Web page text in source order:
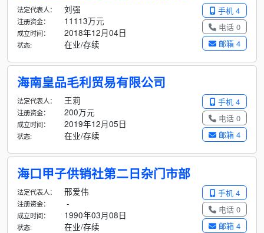
手机 4
电话 0
邮箱 4
法定代表人： 刘强
注册资金： 11113万元
成立时间： 2018年12月04日
状态: 在业/存续
海南皇品毛利贸易有限公司
手机 4
电话 0
邮箱 4
法定代表人： 王莉
注册资金： 200万元
成立时间： 2019年12月05日
状态: 在业/存续
海口甲子供销社第二日杂门市部
手机 4
电话 0
邮箱 4
法定代表人： 邢爱伟
注册资金： -
成立时间： 1990年03月08日
状态: 在业/存续